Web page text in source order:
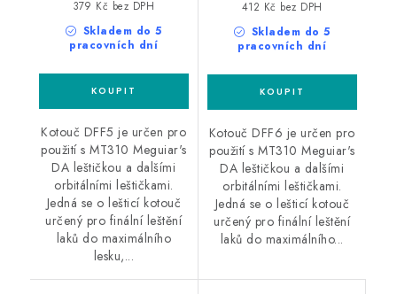
Skladem do 5
pracovních dní
379 Kč bez DPH
Kotouč DFF5 je určen pro
použití s MT310 Meguiar's
DA leštičkou a dalšími
orbitálními leštičkami.
Jedná se o lešticí kotouč
určený pro finální leštění
laků do maximálního
lesku,...
Skladem do 5
pracovních dní
412 Kč bez DPH
Kotouč DFF6 je určen pro
použití s MT310 Meguiar's
DA leštičkou a dalšími
orbitálními leštičkami.
Jedná se o lešticí kotouč
určený pro finální leštění
laků do maximálního...